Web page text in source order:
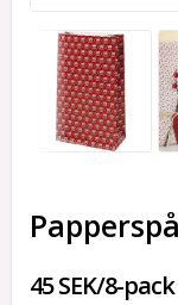
45 SEK/8-pack